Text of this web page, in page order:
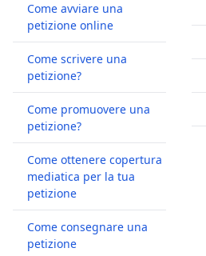
Come avviare una
petizione online
Come scrivere una
petizione?
Come promuovere una
petizione?
Come ottenere copertura
mediatica per la tua
petizione
Come consegnare una
petizione